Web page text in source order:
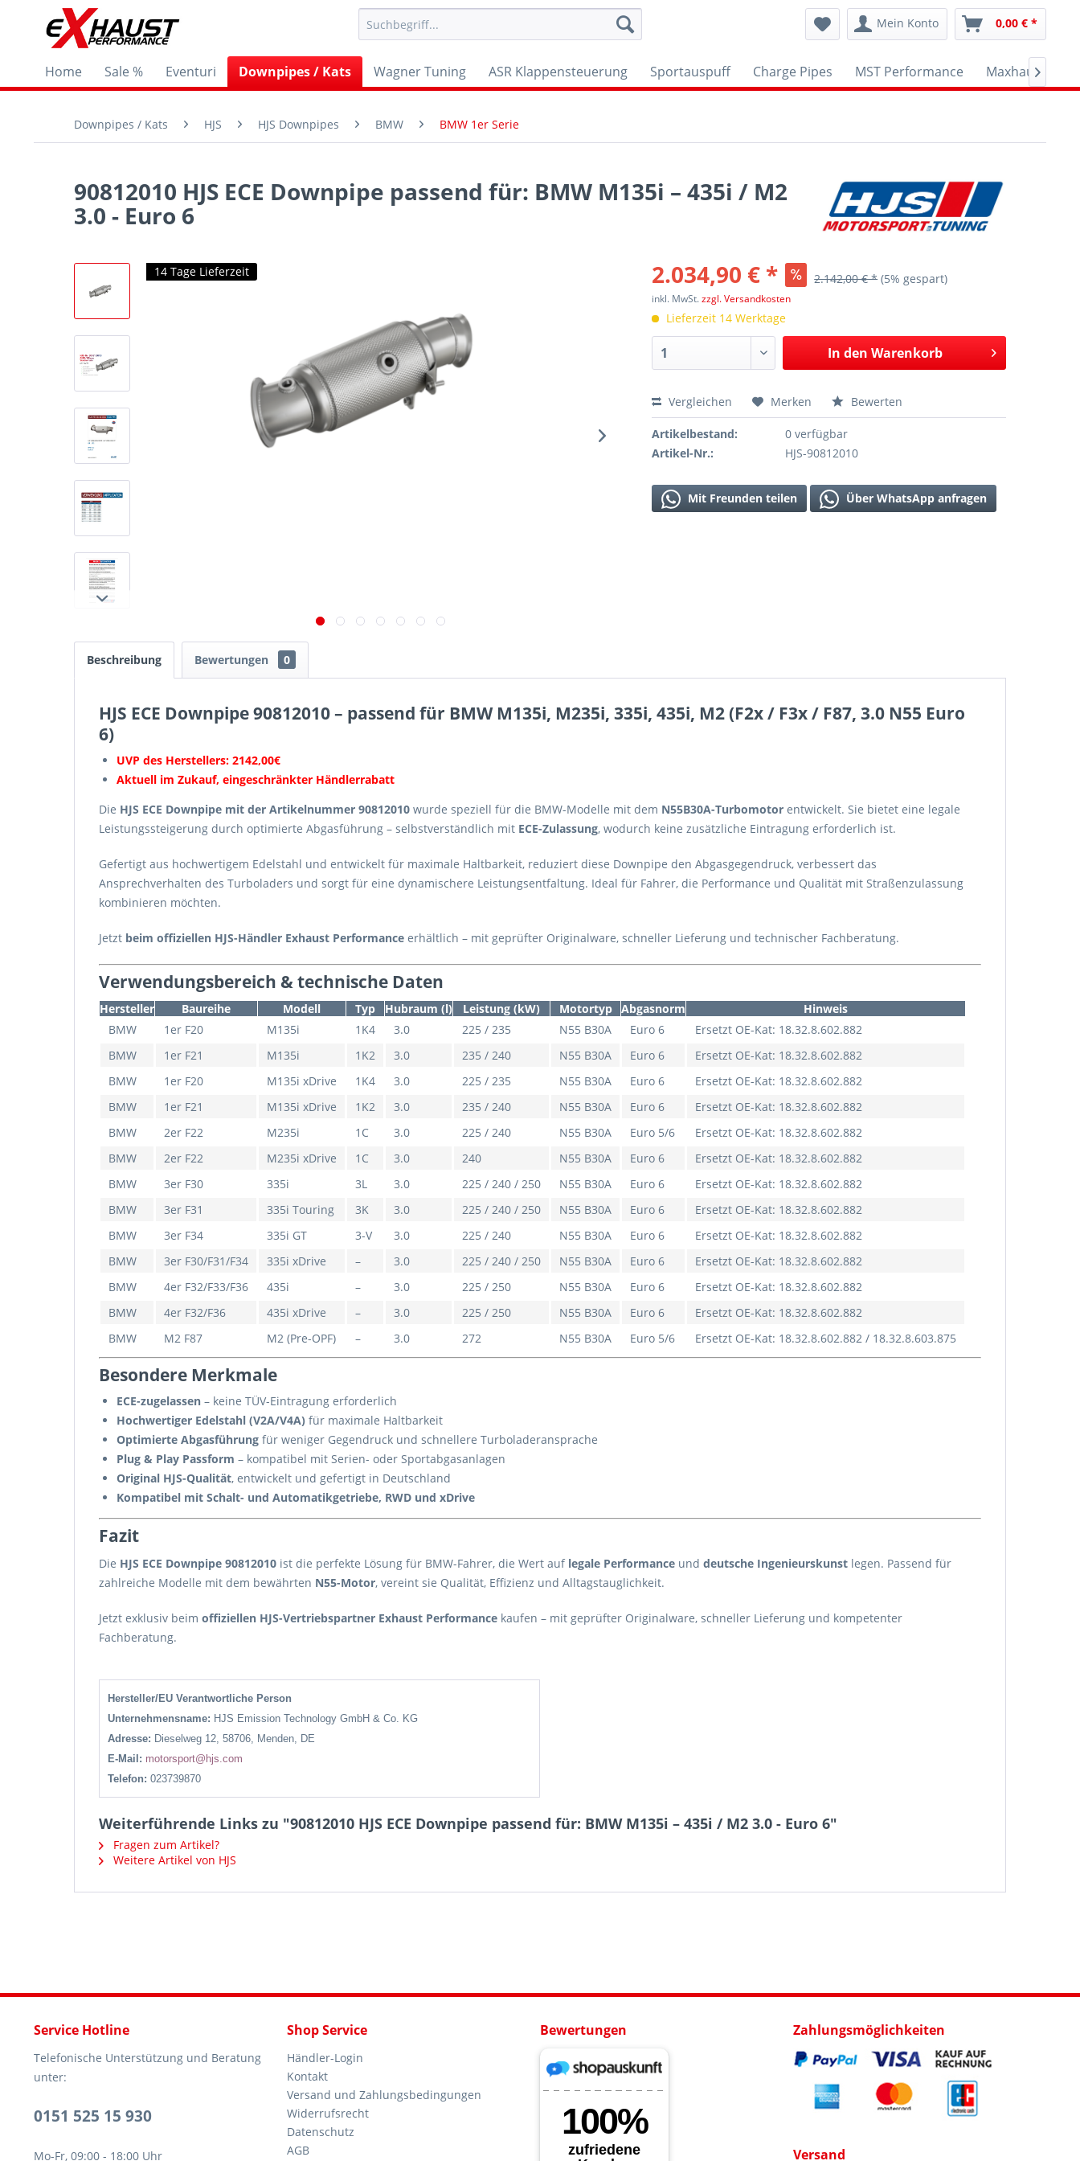
Mein Konto 0,00 € *
Home Sale % Eventuri Downpipes / Kats Wagner Tuning ASR Klappensteuerung Sportauspuff Charge Pipes MST Performance Maxhaust

Downpipes / Kats HJS HJS Downpipes BMW BMW 1er Serie
90812010 HJS ECE Downpipe passend für: BMW M135i – 435i / M2
3.0 - Euro 6
14 Tage Lieferzeit 2.034,90 € * 2.142,00 € * (5% gespart)
inkl. MwSt.zzgl. Versandkosten
Lieferzeit 14 Werktage
In den Warenkorb
Vergleichen Merken Bewerten
Artikelbestand:
0 verfügbar
Artikel-Nr.:
HJS-90812010
Mit Freunden teilen Über WhatsApp anfragen
Beschreibung Bewertungen 0
HJS ECE Downpipe 90812010 – passend für BMW M135i, M235i, 335i, 435i, M2 (F2x / F3x / F87, 3.0 N55 Euro
6)
UVP des Herstellers: 2142,00€
Aktuell im Zukauf, eingeschränkter Händlerrabatt
Die HJS ECE Downpipe mit der Artikelnummer 90812010 wurde speziell für die BMW-Modelle mit dem N55B30A-Turbomotor entwickelt. Sie bietet eine legale
Leistungssteigerung durch optimierte Abgasführung – selbstverständlich mit ECE-Zulassung, wodurch keine zusätzliche Eintragung erforderlich ist.
Gefertigt aus hochwertigem Edelstahl und entwickelt für maximale Haltbarkeit, reduziert diese Downpipe den Abgasgegendruck, verbessert das
Ansprechverhalten des Turboladers und sorgt für eine dynamischere Leistungsentfaltung. Ideal für Fahrer, die Performance und Qualität mit Straßenzulassung
kombinieren möchten.
Jetzt beim offiziellen HJS-Händler Exhaust Performance erhältlich – mit geprüfter Originalware, schneller Lieferung und technischer Fachberatung.
Verwendungsbereich & technische Daten
Hersteller Baureihe Modell Typ Hubraum (l) Leistung (kW) Motortyp Abgasnorm
Hinweis
BMW
1er F20 M135i 1K4 3.0 225 / 235 N55 B30A Euro 6
Ersetzt OE-Kat: 18.32.8.602.882
BMW
1er F21 M135i 1K2 3.0 235 / 240 N55 B30A Euro 6
Ersetzt OE-Kat: 18.32.8.602.882
BMW
1er F20 M135i xDrive 1K4 3.0 225 / 235 N55 B30A Euro 6
Ersetzt OE-Kat: 18.32.8.602.882
BMW
1er F21 M135i xDrive 1K2 3.0 235 / 240 N55 B30A Euro 6
Ersetzt OE-Kat: 18.32.8.602.882
BMW
2er F22 M235i 1C 3.0 225 / 240 N55 B30A Euro 5/6
Ersetzt OE-Kat: 18.32.8.602.882
BMW
2er F22 M235i xDrive 1C 3.0 240 N55 B30A Euro 6
Ersetzt OE-Kat: 18.32.8.602.882
BMW
3er F30 335i 3L 3.0 225 / 240 / 250 N55 B30A Euro 6
Ersetzt OE-Kat: 18.32.8.602.882
BMW
3er F31 335i Touring 3K 3.0 225 / 240 / 250 N55 B30A Euro 6
Ersetzt OE-Kat: 18.32.8.602.882
BMW
3er F34 335i GT 3-V 3.0 225 / 240 N55 B30A Euro 6
Ersetzt OE-Kat: 18.32.8.602.882
BMW
3er F30/F31/F34 335i xDrive – 3.0 225 / 240 / 250 N55 B30A Euro 6
Ersetzt OE-Kat: 18.32.8.602.882
BMW
4er F32/F33/F36 435i – 3.0 225 / 250 N55 B30A Euro 6
Ersetzt OE-Kat: 18.32.8.602.882
BMW
4er F32/F36 435i xDrive – 3.0 225 / 250 N55 B30A Euro 6
Ersetzt OE-Kat: 18.32.8.602.882
BMW
M2 F87 M2 (Pre-OPF) – 3.0 272 N55 B30A Euro 5/6 Ersetzt OE-Kat: 18.32.8.602.882 / 18.32.8.603.875
Besondere Merkmale
ECE-zugelassen – keine TÜV-Eintragung erforderlich
Hochwertiger Edelstahl (V2A/V4A) für maximale Haltbarkeit
Optimierte Abgasführung für weniger Gegendruck und schnellere Turboladeransprache
Plug & Play Passform – kompatibel mit Serien- oder Sportabgasanlagen
Original HJS-Qualität, entwickelt und gefertigt in Deutschland
Kompatibel mit Schalt- und Automatikgetriebe, RWD und xDrive
Fazit
Die HJS ECE Downpipe 90812010 ist die perfekte Lösung für BMW-Fahrer, die Wert auf legale Performance und deutsche Ingenieurskunst legen. Passend für
zahlreiche Modelle mit dem bewährten N55-Motor, vereint sie Qualität, Effizienz und Alltagstauglichkeit.
Jetzt exklusiv beim offiziellen HJS-Vertriebspartner Exhaust Performance kaufen – mit geprüfter Originalware, schneller Lieferung und kompetenter
Fachberatung.
Hersteller/EU Verantwortliche Person
Unternehmensname: HJS Emission Technology GmbH & Co. KG
Adresse: Dieselweg 12, 58706, Menden, DE
E-Mail: motorsport@hjs.com
Telefon: 023739870
Weiterführende Links zu "90812010 HJS ECE Downpipe passend für: BMW M135i – 435i / M2 3.0 - Euro 6"
Fragen zum Artikel?
Weitere Artikel von HJS
Service Hotline
Telefonische Unterstützung und Beratung
unter:
0151 525 15 930
Mo-Fr, 09:00 - 18:00 Uhr
Shop Service
Händler-Login
Kontakt
Versand und Zahlungsbedingungen
Widerrufsrecht
Datenschutz
AGB
Bewertungen Zahlungsmöglichkeiten
Versand